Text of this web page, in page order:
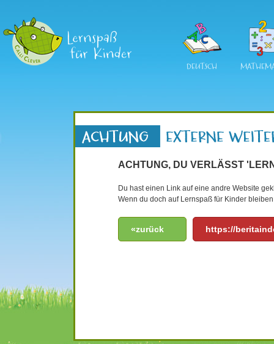
DEUTSCH
ACHTUNG, DU VERLÄSST
Du hast einen Link auf eine andre Website
Wenn du doch auf Lernspaß für Kinder
«zurück https://